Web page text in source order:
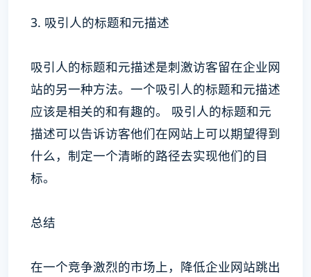
3. 吸引人的标题和元描述
吸引人的标题和元描述是刺激访客留在企业网
站的另一种方法。一个吸引人的标题和元描述
应该是相关的和有趣的。 吸引人的标题和元
描述可以告诉访客他们在网站上可以期望得到
什么，制定一个清晰的路径去实现他们的目
标。
总结
在一个竞争激烈的市场上，降低企业网站跳出